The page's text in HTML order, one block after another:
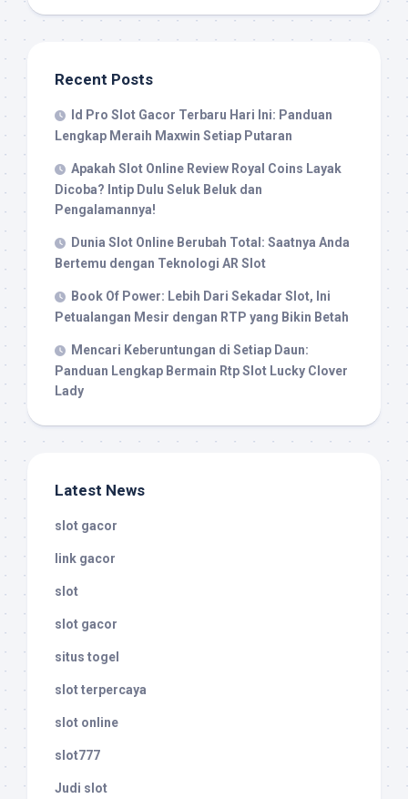
Recent Posts
Id Pro Slot Gacor Terbaru Hari Ini: Panduan
Lengkap Meraih Maxwin Setiap Putaran
Apakah Slot Online Review Royal Coins Layak
Dicoba? Intip Dulu Seluk Beluk dan
Pengalamannya!
Dunia Slot Online Berubah Total: Saatnya Anda
Bertemu dengan Teknologi AR Slot
Book Of Power: Lebih Dari Sekadar Slot, Ini
Petualangan Mesir dengan RTP yang Bikin Betah
Mencari Keberuntungan di Setiap Daun:
Panduan Lengkap Bermain Rtp Slot Lucky Clover
Lady
Latest News
slot gacor
link gacor
slot
slot gacor
situs togel
slot terpercaya
slot online
slot777
Judi slot